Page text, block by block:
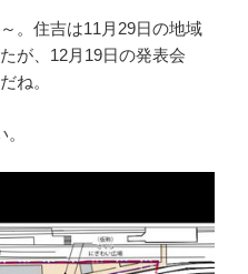
。住吉は11月29日の地域
が、12月19日の発表会
ね。